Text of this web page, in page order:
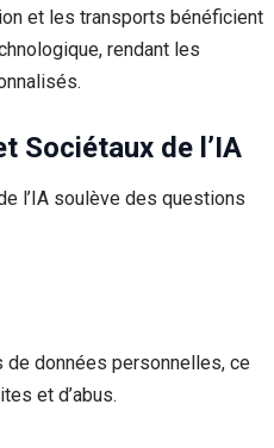
et les transports bénéficient
rendant les
Sociétaux de l’IA
l’IA soulève des questions
de données personnelles, ce
et d’abus.